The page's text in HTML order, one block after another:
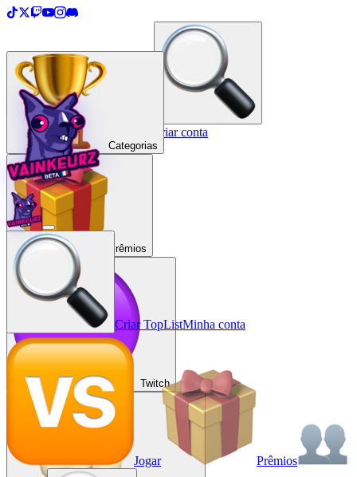
Criar uma TopList Entrar / Criar conta
Categorias
Prêmios
Twitch
Criar TopListMinha conta
Jogar Prêmios